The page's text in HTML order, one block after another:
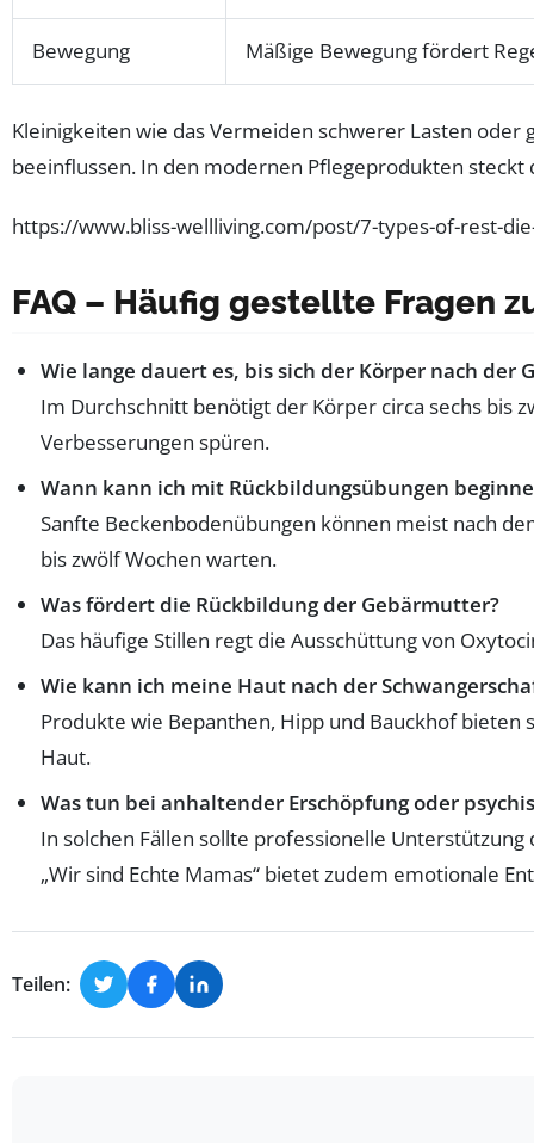
Bewegung Mäßige Bewegung fördert
Kleinigkeiten wie das Vermeiden schwerer Lasten
beeinflussen. In den modernen Pflegeprodukten
https://www.bliss-wellliving.com/post/7-types-of-rest-
FAQ – Häufig gestellte Fragen
Wie lange dauert es, bis sich der Körper nach
Im Durchschnitt benötigt der Körper circa sechs bis
Verbesserungen spüren.
Wann kann ich mit Rückbildungsübungen
Sanfte Beckenbodenübungen können meist nach
bis zwölf Wochen warten.
Was fördert die Rückbildung der Gebärmutter?
Das häufige Stillen regt die Ausschüttung von
Wie kann ich meine Haut nach der
Produkte wie Bepanthen, Hipp und Bauckhof
Haut.
Was tun bei anhaltender Erschöpfung oder
In solchen Fällen sollte professionelle
„Wir sind Echte Mamas“ bietet zudem emotionale
Teilen: